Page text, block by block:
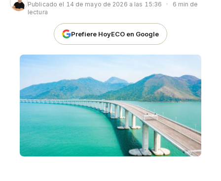
Publicado el 14 de mayo de 2026 a las 15:36 ·
6 min de
lectura
Prefiere HoyECO en Google